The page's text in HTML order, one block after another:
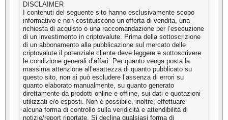
DISCLAIMER
I contenuti del seguente sito hanno esclusivamente scopo
informativo e non costituiscono un’offerta di vendita, una
richiesta di acquisto o una raccomandazione per l’esecuzione
di un investimento in criptovalute. Prima della sottoscrizione
di un abbonamento alla pubblicazione sul mercato delle
criptovalute il potenziale cliente deve leggere e sottoscrivere
le condizione generali d’affari. Per quanto venga posta la
massima attenzione all’esattezza di quanto pubblicato su
questo sito, non si può escludere l’assenza di errori su
quanto elaborato manualmente, su quanto generato
direttamente da prodotti online e offline, sui dati e quotazioni
utilizzati e/o esposti. Non è possibile, inoltre, effettuare
alcuna forma di controllo sulla veridicità e attendibilità di
notizie/report riportate. Si declina qualsiasi forma di